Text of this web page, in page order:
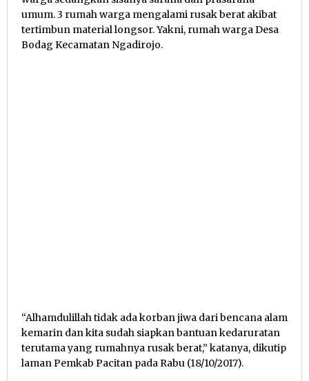
umum. 3 rumah warga mengalami rusak berat akibat
tertimbun material longsor. Yakni, rumah warga Desa
Bodag Kecamatan Ngadirojo.
“Alhamdulillah tidak ada korban jiwa dari bencana alam
kemarin dan kita sudah siapkan bantuan kedaruratan
terutama yang rumahnya rusak berat,” katanya, dikutip
laman Pemkab Pacitan pada Rabu (18/10/2017).